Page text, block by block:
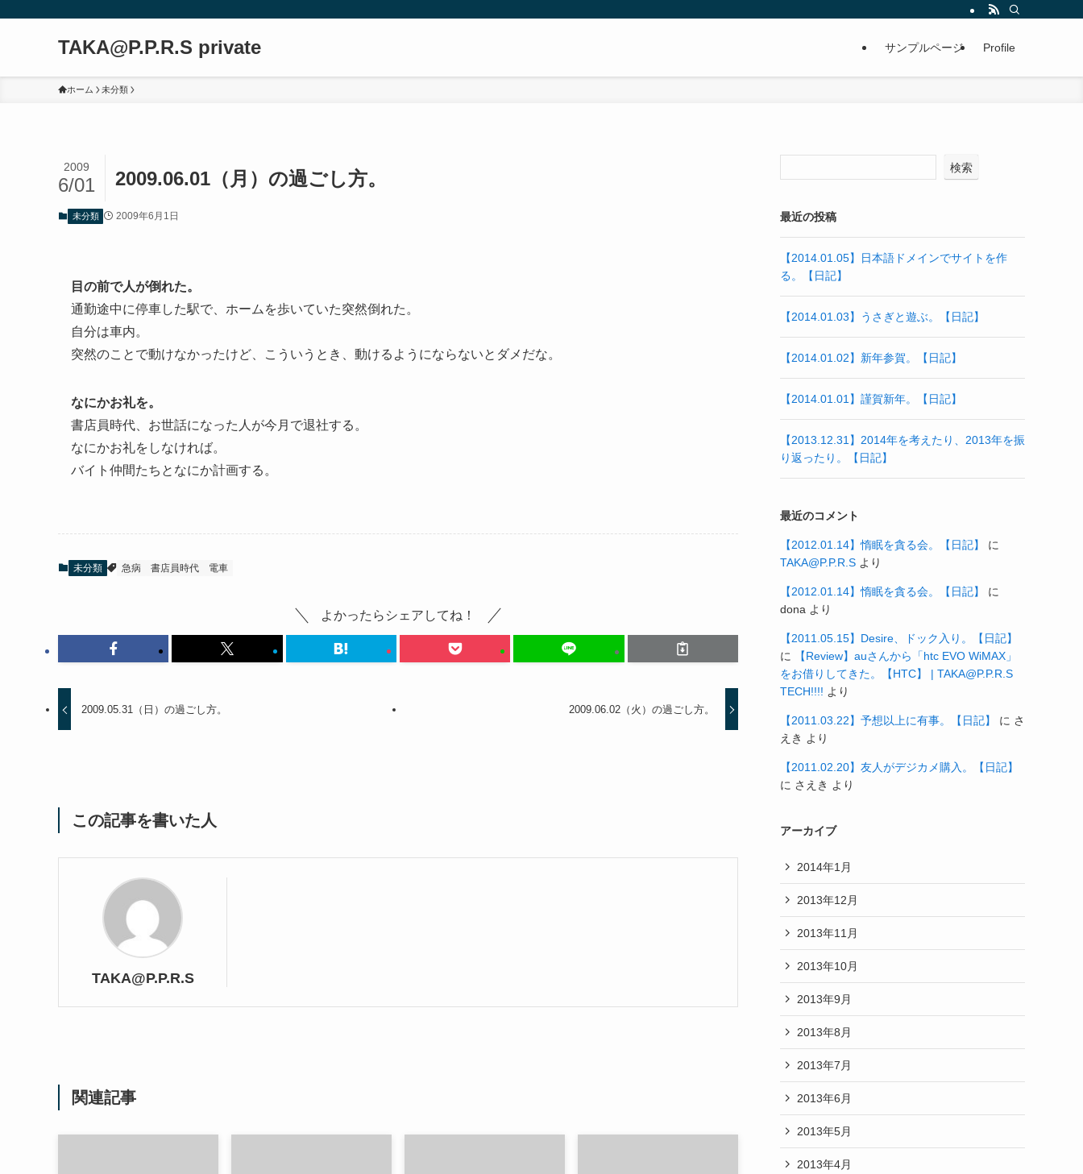
TAKA@P.P.R.S private サンプルページ Profile
ホーム 未分類
2009.06.01（月）の過ごし方。
2009
6/01
未分類 2009年6月1日
目の前で人が倒れた。
通勤途中に停車した駅で、ホームを歩いていた突然倒れた。
自分は車内。
突然のことで動けなかったけど、こういうとき、動けるようにならないとダメだな。
なにかお礼を。
書店員時代、お世話になった人が今月で退社する。
なにかお礼をしなければ。
バイト仲間たちとなにか計画する。
未分類 急病 書店員時代 電車
よかったらシェアしてね！
2009.05.31（日）の過ごし方。 2009.06.02（火）の過ごし方。
この記事を書いた人
TAKA@P.P.R.S
関連記事
検索
最近の投稿
【2014.01.05】日本語ドメインでサイトを作
る。【日記】
【2014.01.03】うさぎと遊ぶ。【日記】
【2014.01.02】新年参賀。【日記】
【2014.01.01】謹賀新年。【日記】
【2013.12.31】2014年を考えたり、2013年を振
り返ったり。【日記】
最近のコメント
【2012.01.14】惰眠を貪る会。【日記】
に
TAKA@P.P.R.S より
【2012.01.14】惰眠を貪る会。【日記】
に
dona より
【2011.05.15】Desire、ドック入り。【日記】
に
【Review】auさんから「htc EVO WiMAX」
をお借りしてきた。【HTC】 | TAKA@P.P.R.S
TECH!!!! より
【2011.03.22】予想以上に有事。【日記】 に さ
えき より
【2011.02.20】友人がデジカメ購入。【日記】
に さえき より
アーカイブ
2014年1月
2013年12月
2013年11月
2013年10月
2013年9月
2013年8月
2013年7月
2013年6月
2013年5月
2013年4月